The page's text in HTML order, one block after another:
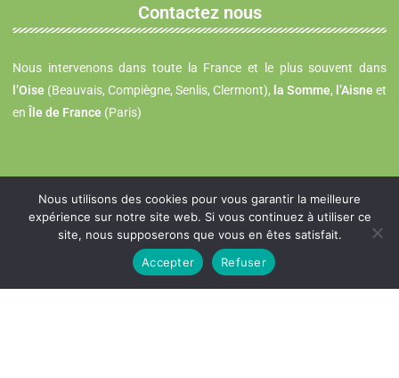
Contactez nous
Nous intervenons dans toute la France et le plus souvent dans
l’Oise (Beauvais, Compiègne, Senlis, Clermont), la Somme, l’Aisne et
en Île de France (Paris)
contact@sas-garcia.com
Nous utilisons des cookies pour vous garantir la meilleure
expérience sur notre site web. Si vous continuez à utiliser ce
site, nous supposerons que vous en êtes satisfait.
Accepter
Refuser